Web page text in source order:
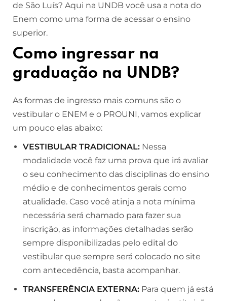
de São Luís? Aqui na UNDB você usa a nota do
Enem como uma forma de acessar o ensino
superior.
Como ingressar na
graduação na UNDB?
As formas de ingresso mais comuns são o
vestibular o ENEM e o PROUNI, vamos explicar
um pouco elas abaixo:
VESTIBULAR TRADICIONAL: Nessa
modalidade você faz uma prova que irá avaliar
o seu conhecimento das disciplinas do ensino
médio e de conhecimentos gerais como
atualidade. Caso você atinja a nota mínima
necessária será chamado para fazer sua
inscrição, as informações detalhadas serão
sempre disponibilizadas pelo edital do
vestibular que sempre será colocado no site
com antecedência, basta acompanhar.
TRANSFERÊNCIA EXTERNA: Para quem já está